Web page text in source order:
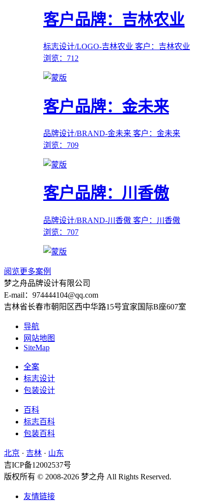
客户品牌：吉林农业
标志设计/LOGO-吉林农业 客户：吉林农业
浏览：712
客户品牌：金未来
品牌设计/BRAND-金未来 客户：金未来
浏览：709
客户品牌：川香傲
品牌设计/BRAND-川香傲 客户：川香傲
浏览：707
阅览更多案例
梦之舟品牌设计有限公司
E-mail：974444104@qq.com
吉林省长春市朝阳区西中华路15号宜家国际B座607室
导航
网站地图
SiteMap
全案
标志设计
包装设计
百科
标志百科
包装百科
北京 · 吉林 · 山东
吉ICP备12002537号
版权所有 © 2008-2026 梦之舟 All Rights Reserved.
友情链接